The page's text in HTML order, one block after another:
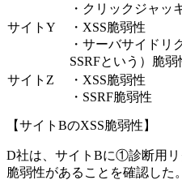
・クリックジャッ
サイトY
・XSS脆弱性
・サーバサイドリ
SSRFという）脆弱
サイトZ
・XSS脆弱性
・SSRF脆弱性
【サイトBのXSS脆弱性】
D社は、サイトBに①診断用リ
脆弱性があることを確認した